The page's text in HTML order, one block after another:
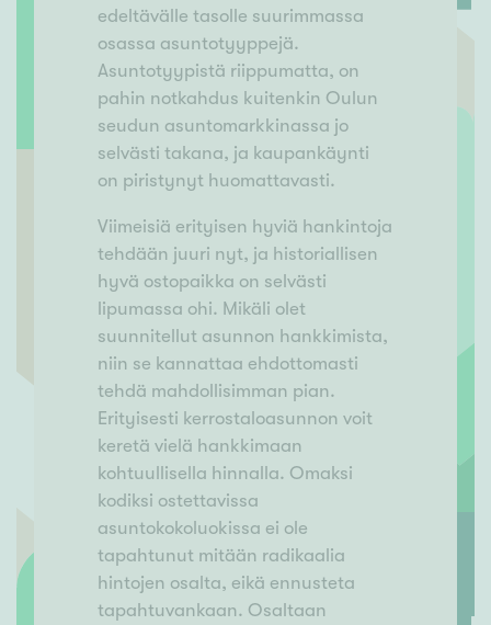
edeltävälle tasolle suurimmassa
osassa asuntotyyppejä.
Asuntotyypistä riippumatta, on
pahin notkahdus kuitenkin Oulun
seudun asuntomarkkinassa jo
selvästi takana, ja kaupankäynti
on piristynyt huomattavasti.
Viimeisiä erityisen hyviä hankintoja
tehdään juuri nyt, ja historiallisen
hyvä ostopaikka on selvästi
lipumassa ohi. Mikäli olet
suunnitellut asunnon hankkimista,
niin se kannattaa ehdottomasti
tehdä mahdollisimman pian.
Erityisesti kerrostaloasunnon voit
keretä vielä hankkimaan
kohtuullisella hinnalla. Omaksi
kodiksi ostettavissa
asuntokokoluokissa ei ole
tapahtunut mitään radikaalia
hintojen osalta, eikä ennusteta
tapahtuvankaan. Osaltaan